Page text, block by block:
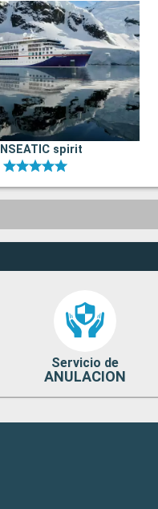
spirit
Servicio de
ANULACION